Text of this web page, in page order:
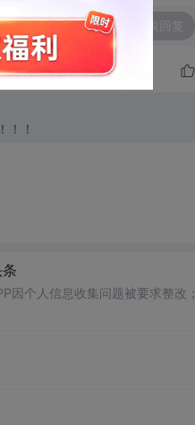
！！
因个人信息收集问题被要求整改；